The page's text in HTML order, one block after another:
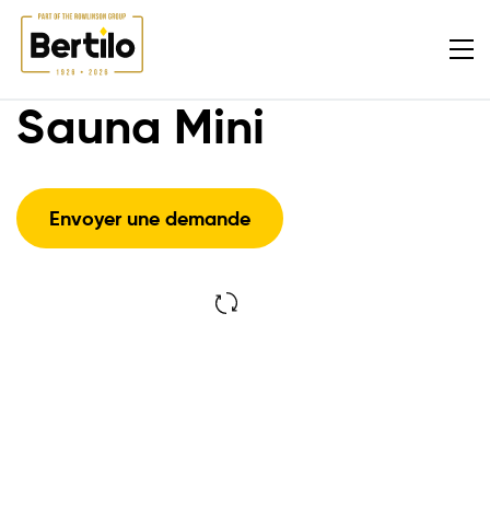
Sauna Mini
Envoyer une demande